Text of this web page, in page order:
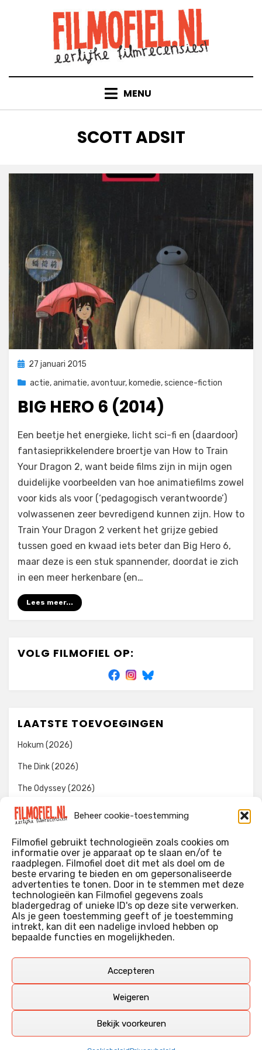
Beheer cookie-toestemming
Filmofiel gebruikt technologieën zoals cookies om
informatie over je apparaat op te slaan en/of te
raadplegen. Filmofiel doet dit met als doel om de
beste ervaring te bieden en om gepersonaliseerde
advertenties te tonen. Door in te stemmen met deze
technologieën kan Filmofiel gegevens zoals
bladergedrag of unieke ID's op deze site verwerken.
Als je geen toestemming geeft of je toestemming
intrekt, kan dit een nadelige invloed hebben op
bepaalde functies en mogelijkheden.
Accepteren
Weigeren
Bekijk voorkeuren
MENU
TAG
:
SCOTT ADSIT
Geplaatst
27 januari 2015
actie,animatie,avontuur, komedie,science-fiction
BIG HERO 6 (2014)
door Filmofiel.nl
1 reactie
op
Hero
6
(2014)
Een beetje het energieke, licht sci-fi en (daardoor)
fantasieprikkelendere broertje van How to Train
Your Dragon 2, want beide films zijn in mijn ogen
duidelijke voorbeelden van hoe animatiefilms zowel
voor kids als voor (‘pedagogisch verantwoorde’)
volwassenen zeer bevredigend kunnen zijn. How to
Train Your Dragon 2 verkent het grijze gebied
tussen goed en kwaad iets beter dan Big Hero 6,
maar deze is een stuk spannender, doordat ie zich
in een meer herkenbare (en…
Lees meer...
VOLG FILMOFIEL OP:
LAATSTE TOEVOEGINGEN
Hokum (2026)
The Dink (2026)
The Odyssey (2026)
Evil Dead Burn (2026)
WIE IK BEN…?
Ik ben ooit begonnen met m’n recensies omdat ik zoveel
films keek dat ik af en toe niet meer wist welke ik nu wel of
niet gezien had. Ik ben een filmliefhebber, heb als hobby nog
erg lang in een videotheek gewerkt, en heb als coproducent
Deze recensies zijn dan ook vooral vrij pretentieloze
aangevuld met een groeiende kennis over de kunde én de
kunst van het maken van film.